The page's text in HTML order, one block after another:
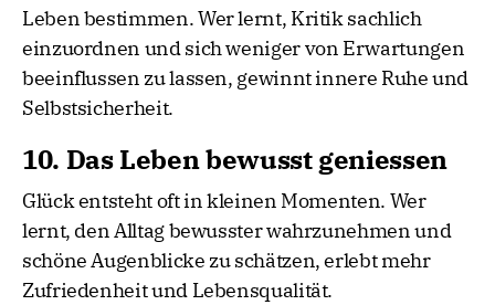
Leben bestimmen. Wer lernt, Kritik sachlich
einzuordnen und sich weniger von Erwartungen
beeinflussen zu lassen, gewinnt innere Ruhe und
Selbstsicherheit.
10. Das Leben bewusst geniessen
Glück entsteht oft in kleinen Momenten. Wer
lernt, den Alltag bewusster wahrzunehmen und
schöne Augenblicke zu schätzen, erlebt mehr
Zufriedenheit und Lebensqualität.